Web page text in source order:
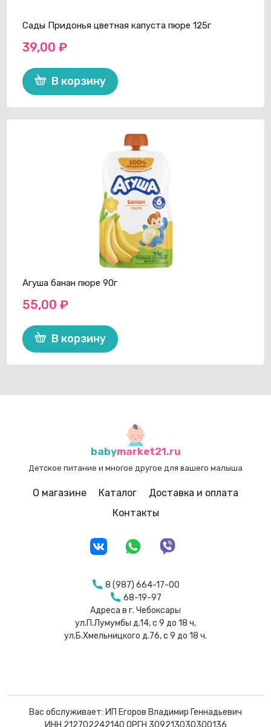
Сады Придонья цветная капуста пюре 125г
39,00₽
В корзину
Агуша банан пюре 90г
55,00₽
В корзину
babymarket21.ru
Детское питание и многое другое для вашего малыша
О магазине Каталог
Доставка и оплата
Контакты
8 (987) 664-17-00
68-19-97
Адреса в г. Чебоксары
ул.П.Лумумбы д.14, с 9 до 18 ч,
ул.Б.Хмельницкого д.76, с 9 до 18 ч.
Вас обслуживает: ИП Егоров Владимир Геннадьевич
ИНН 212702242140 ОРГН 309213030300136